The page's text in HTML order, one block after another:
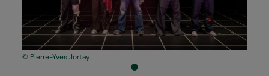
Pierre-Yves Jortay